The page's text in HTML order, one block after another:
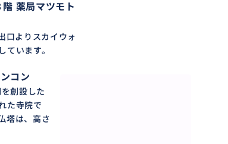
薬局マツモト
口よりスカイウォ
ています。
コン
創設した
た寺院で
塔は、高さ